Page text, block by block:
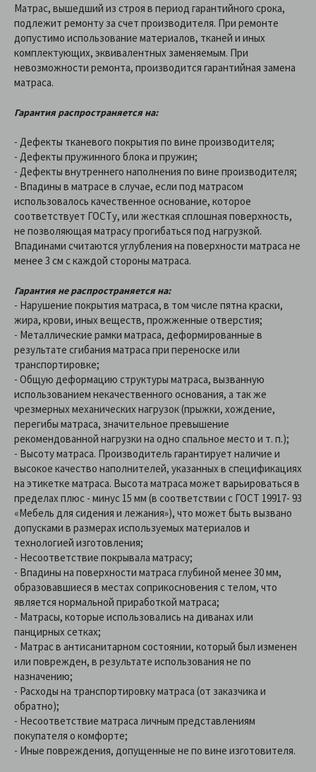
Матрас, вышедший из строя в период гарантийного срока,
подлежит ремонту за счет производителя. При ремонте
допустимо использование материалов, тканей и иных
комплектующих, эквивалентных заменяемым. При
невозможности ремонта, производится гарантийная замена
матраса.
Гарантия распространяется на:
- Дефекты тканевого покрытия по вине производителя;
- Дефекты пружинного блока и пружин;
- Дефекты внутреннего наполнения по вине производителя;
- Впадины в матрасе в случае, если под матрасом
использовалось качественное основание, которое
соответствует ГОСТу, или жесткая сплошная поверхность,
не позволяющая матрасу прогибаться под нагрузкой.
Впадинами считаются углубления на поверхности матраса не
менее 3 см с каждой стороны матраса.
Гарантия не распространяется на:
- Нарушение покрытия матраса, в том числе пятна краски,
жира, крови, иных веществ, прожженные отверстия;
- Металлические рамки матраса, деформированные в
результате сгибания матраса при переноске или
транспортировке;
- Общую деформацию структуры матраса, вызванную
использованием некачественного основания, а так же
чрезмерных механических нагрузок (прыжки, хождение,
перегибы матраса, значительное превышение
рекомендованной нагрузки на одно спальное место и т. п.);
- Высоту матраса. Производитель гарантирует наличие и
высокое качество наполнителей, указанных в спецификациях
на этикетке матраса. Высота матраса может варьироваться в
пределах плюс - минус 15 мм (в соответствии с ГОСТ 19917- 93
«Мебель для сидения и лежания»), что может быть вызвано
допусками в размерах используемых материалов и
технологией изготовления;
- Несоответствие покрывала матрасу;
- Впадины на поверхности матраса глубиной менее 30 мм,
образовавшиеся в местах соприкосновения с телом, что
является нормальной приработкой матраса;
- Матрасы, которые использовались на диванах или
панцирных сетках;
- Матрас в антисанитарном состоянии, который был изменен
или поврежден, в результате использования не по
назначению;
- Расходы на транспортировку матраса (от заказчика и
обратно);
- Несоответствие матраса личным представлениям
покупателя о комфорте;
- Иные повреждения, допущенные не по вине изготовителя.